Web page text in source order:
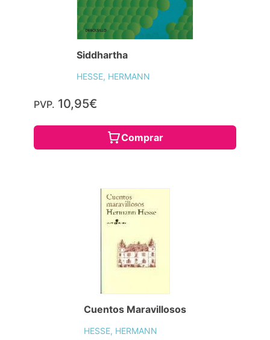
Siddhartha
HESSE, HERMANN
PVP. 10,95€
Comprar
Cuentos Maravillosos
HESSE, HERMANN